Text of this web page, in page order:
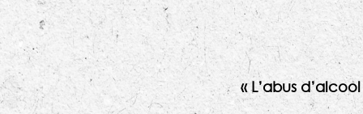
« L’abus